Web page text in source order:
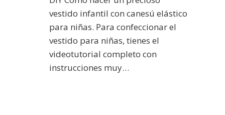
vestido infantil con canesú elástico
para niñas. Para confeccionar el
vestido para niñas, tienes el
videotutorial completo con
instrucciones muy…